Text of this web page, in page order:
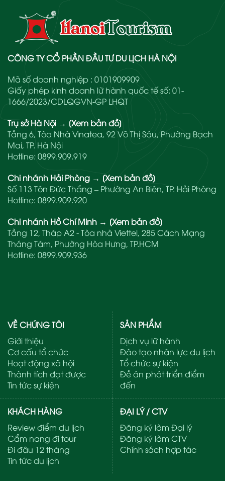
CÔNG TY CỔ PHẦN ĐẦU TƯ DU LỊCH HÀ NỘI
Mã số doanh nghiệp : 0101909909
Giấy phép kinh doanh lữ hành quốc tế số: 01-
1666/2023/CDLQGVN-GP LHQT
Trụ sở Hà Nội → [Xem bản đồ]
Tầng 6, Tòa Nhà Vinatea, 92 Võ Thị Sáu, Phường Bạch
Mai, TP. Hà Nội
Hotline: 0899.909.919
Chi nhánh Hải Phòng → [Xem bản đồ]
Số 113 Tôn Đức Thắng – Phường An Biên, TP. Hải Phòng
Hotline: 0899.909.920
Chi nhánh Hồ Chí Minh → [Xem bản đồ]
Tầng 12, Tháp A2 - Tòa nhà Viettel, 285 Cách Mạng
Tháng Tám, Phường Hòa Hưng, TP.HCM
Hotline: 0899.909.936
VỀ CHÚNG TÔI
Giới thiệu
Cơ cấu tổ chức
Hoạt động xã hội
Thành tích đạt được
Tin tức sự kiện
SẢN PHẨM
Dịch vụ lữ hành
Đào tạo nhân lực du lịch
Tổ chức sự kiện
Đề án phát triển điểm
đến
KHÁCH HÀNG
Review điểm du lịch
Cẩm nang đi tour
Đi đâu 12 tháng
Tin tức du lịch
ĐẠI LÝ / CTV
Đăng ký làm Đại lý
Đăng ký làm CTV
Chính sách hợp tác